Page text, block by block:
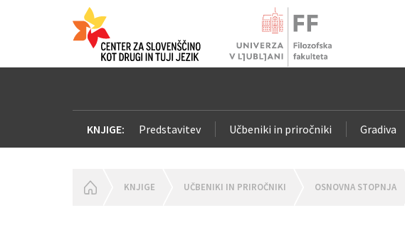
KNJIGE: Predstavitev Učbeniki in priročniki Gradiva
HOMEPAGE
KNJIGE UČBENIKI IN PRIROČNIKI OSNOVNA STOPNJA